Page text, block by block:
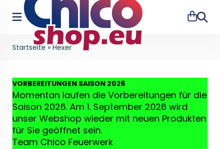
Suche
Startseite »Hexer
VORBEREITUNGEN SAISON 2026
Momentan laufen die Vorbereitungen für die
Saison 2026. Am 1. September 2026 wird
unser Webshop wieder mit neuen Produkten
für Sie geöffnet sein.
Team Chico Feuerwerk